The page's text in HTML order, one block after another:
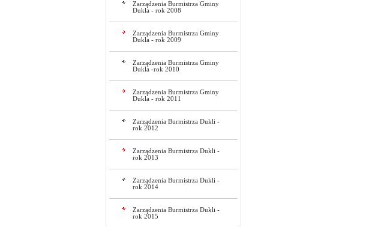
Zarządzenia Burmistrza Gminy
Dukla - rok 2008
Zarządzenia Burmistrza Gminy
Dukla - rok 2009
Zarządzenia Burmistrza Gminy
Dukla -rok 2010
Zarządzenia Burmistrza Gminy
Dukla - rok 2011
Zarządzenia Burmistrza Dukli -
rok 2012
Zarządzenia Burmistrza Dukli -
rok 2013
Zarządzenia Burmistrza Dukli -
rok 2014
Zarządzenia Burmistrza Dukli -
rok 2015